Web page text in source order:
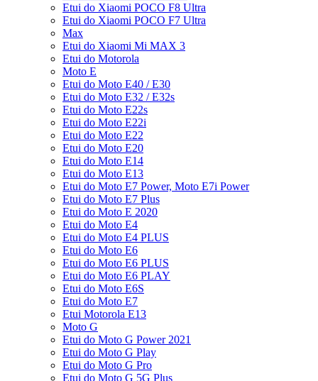
Etui do Xiaomi POCO F8 Ultra
Etui do Xiaomi POCO F7 Ultra
Max
Etui do Xiaomi Mi MAX 3
Etui do Motorola
Moto E
Etui do Moto E40 / E30
Etui do Moto E32 / E32s
Etui do Moto E22s
Etui do Moto E22i
Etui do Moto E22
Etui do Moto E20
Etui do Moto E14
Etui do Moto E13
Etui do Moto E7 Power, Moto E7i Power
Etui do Moto E7 Plus
Etui do Moto E 2020
Etui do Moto E4
Etui do Moto E4 PLUS
Etui do Moto E6
Etui do Moto E6 PLUS
Etui do Moto E6 PLAY
Etui do Moto E6S
Etui do Moto E7
Etui Motorola E13
Moto G
Etui do Moto G Power 2021
Etui do Moto G Play
Etui do Moto G Pro
Etui do Moto G 5G Plus